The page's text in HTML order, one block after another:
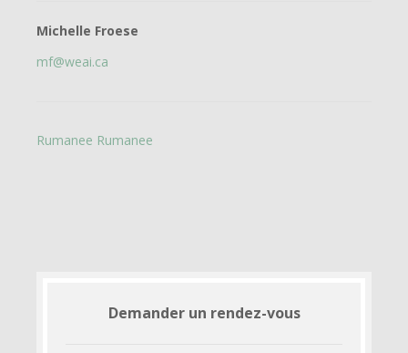
Michelle Froese
mf@weai.ca
Rumanee Rumanee
Demander un rendez-vous